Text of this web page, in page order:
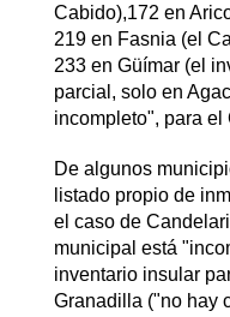
Cabido),172 en
219 en Fasnia (el
233 en Güímar (el
parcial, solo en
incompleto", para el
De algunos
listado propio de
el caso de
municipal está
inventario insular
Granadilla ("no hay